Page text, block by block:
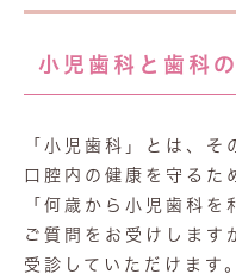
小児歯科と歯科
「小児歯科」とは、そ
口腔内の健康を守るた
「何歳から小児歯科を
ご質問をお受けします
受診していただけます。